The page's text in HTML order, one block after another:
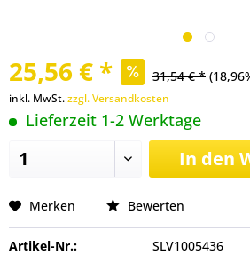
25,56 € * 31,54 € *
inkl. MwSt.zzgl. Versandkosten
Lieferzeit 1-2 Werktage
In den
Merken Bewerten
Artikel-Nr.: SLV1005436